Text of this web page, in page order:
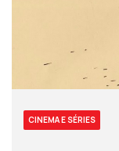
CINEMA E SÉRIES